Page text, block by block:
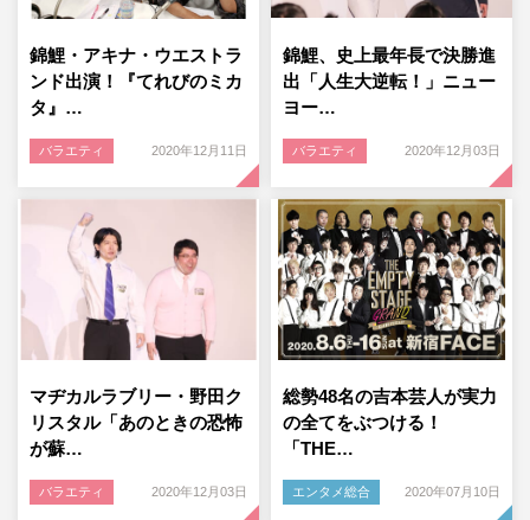
錦鯉・アキナ・ウエストラ
ンド出演！『てれびのミカ
タ』…
バラエティ 2020年12月11日
錦鯉、史上最年長で決勝進
出「人生大逆転！」ニュー
ヨー…
バラエティ 2020年12月03日
マヂカルラブリー・野田ク
リスタル「あのときの恐怖
が蘇…
バラエティ 2020年12月03日
総勢48名の吉本芸人が実力
の全てをぶつける！
「THE…
エンタメ総合 2020年07月10日